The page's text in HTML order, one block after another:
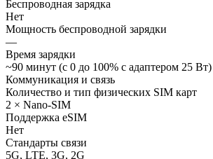
Беспроводная зарядка
Нет
Мощность беспроводной зарядки
—
Время зарядки
~90 минут (с 0 до 100% с адаптером 25 Вт)
Коммуникация и связь
Количество и тип физических SIM карт
2 × Nano-SIM
Поддержка eSIM
Нет
Стандарты связи
5G, LTE, 3G, 2G